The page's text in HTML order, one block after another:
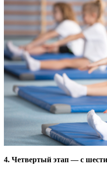
4. Четвертый этап — с